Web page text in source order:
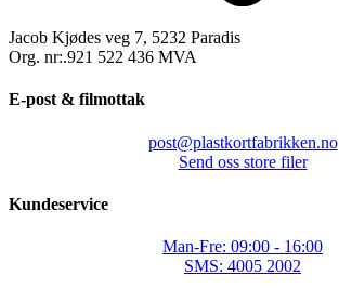
Jacob Kjødes veg 7, 5232 Paradis
Org. nr:.921 522 436 MVA
E-post & filmottak
post@plastkortfabrikken.no
Send oss store filer
Kundeservice
Man-Fre: 09:00 - 16:00
SMS: 4005 2002